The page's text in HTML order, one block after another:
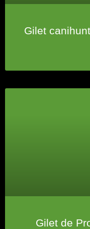
Gilet
Gilet de